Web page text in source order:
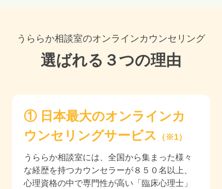
うららか相談室のオンラインカウンセリング
選ばれる３つの理由
① 日本最大のオンラインカ
ウンセリングサービス
（※1）
うららか相談室には、全国から集まった様々
な経歴を持つカウンセラーが８５０ 名以上、
心理資格の中で専門性が高い「臨床心理士」